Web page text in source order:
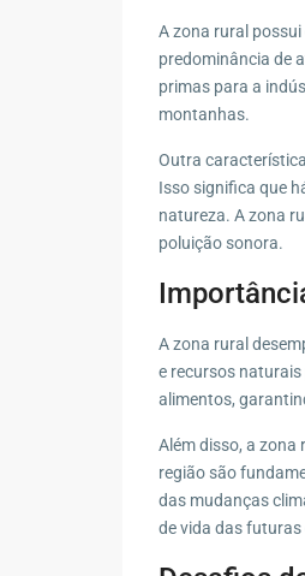
A zona rural
predominância de
primas para a
montanhas.
Outra
Isso significa que
natureza. A zona
poluição sonora.
A zona rural
e recursos
alimentos,
Além disso, a zona
região são
das mudanças
de vida das futuras